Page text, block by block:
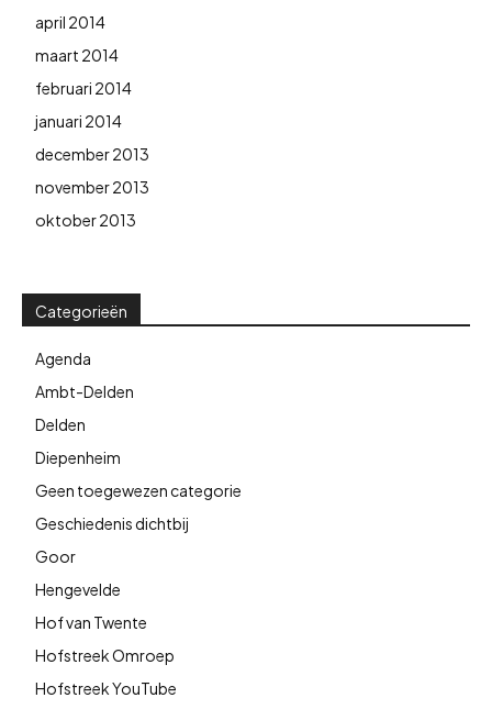
april 2014
maart 2014
februari 2014
januari 2014
december 2013
november 2013
oktober 2013
Categorieën
Agenda
Ambt-Delden
Delden
Diepenheim
Geen toegewezen categorie
Geschiedenis dichtbij
Goor
Hengevelde
Hof van Twente
Hofstreek Omroep
Hofstreek YouTube